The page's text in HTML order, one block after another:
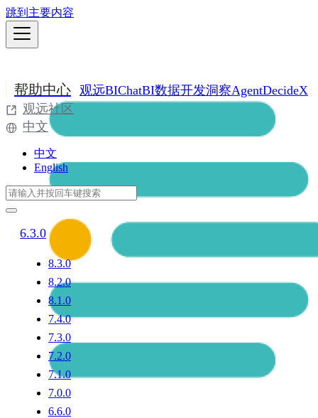
跳到主要内容
帮助中心 观远BIChatBI数据开发洞察AgentDecideX
观远社区
中文
中文
English
6.3.0
8.3.0
8.2.0
8.1.0
7.4.0
7.3.0
7.2.0
7.1.0
7.0.0
6.6.0